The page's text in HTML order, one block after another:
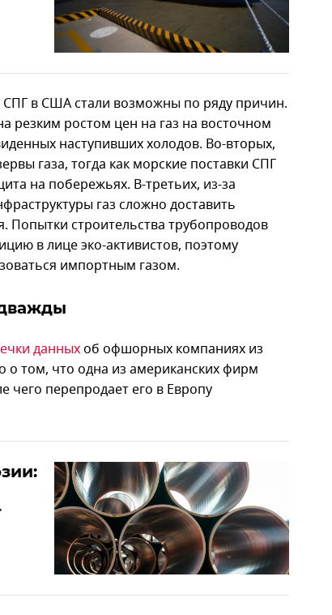
СПГ в США стали возможны по ряду причин.
резким ростом цен на газ на восточном
наступивших холодов. Во-вторых,
газа, тогда как морские поставки СПГ
на побережьях. В-третьих, из-за
газ сложно доставить
Попытки строительства трубопроводов
в лице эко-активистов, поэтому
импортным газом.
данных об офшорных компаниях из
о том, что одна из американских фирм
чего перепродает его в Европу